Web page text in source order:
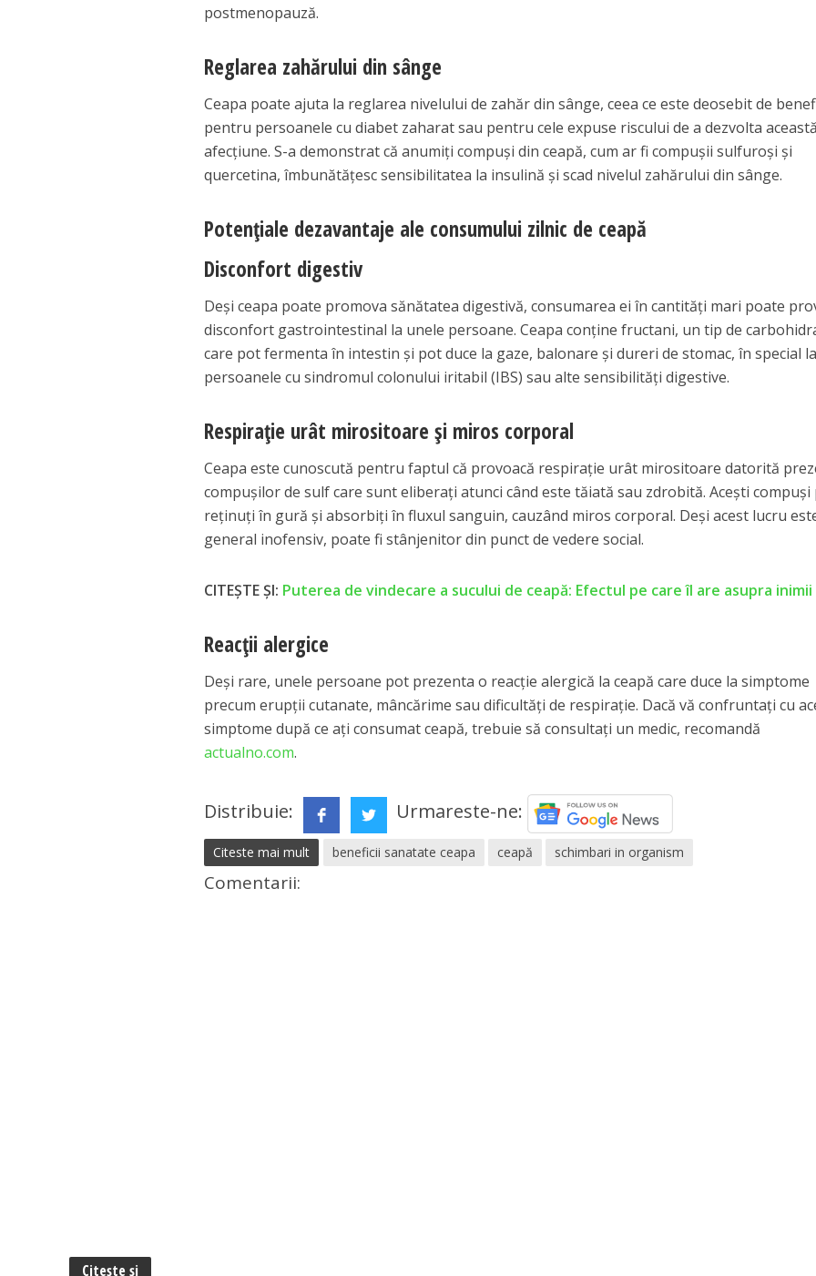
postmenopauză.
Reglarea zahărului din sânge
Ceapa poate ajuta la reglarea nivelului de zahăr din sânge, ceea ce este deosebit de
pentru persoanele cu diabet zaharat sau pentru cele expuse riscului de a dezvolta această
afecțiune. S-a demonstrat că anumiți compuși din ceapă, cum ar fi compușii sulfuroși și
quercetina, îmbunătățesc sensibilitatea la insulină și scad nivelul zahărului din sânge.
Potențiale dezavantaje ale consumului zilnic de ceapă
Disconfort digestiv
Deși ceapa poate promova sănătatea digestivă, consumarea ei în cantități mari poate
disconfort gastrointestinal la unele persoane. Ceapa conține fructani, un tip de
care pot fermenta în intestin și pot duce la gaze, balonare și dureri de stomac, în special la
persoanele cu sindromul colonului iritabil (IBS) sau alte sensibilități digestive.
Respirație urât mirositoare și miros corporal
Ceapa este cunoscută pentru faptul că provoacă respirație urât mirositoare datorită
compușilor de sulf care sunt eliberați atunci când este tăiată sau zdrobită. Acești compuși
reținuți în gură și absorbiți în fluxul sanguin, cauzând miros corporal. Deși acest lucru
general inofensiv, poate fi stânjenitor din punct de vedere social.
CITEȘTE ȘI: Puterea de vindecare a sucului de ceapă: Efectul pe care îl are asupra inimii
Reacții alergice
Deși rare, unele persoane pot prezenta o reacție alergică la ceapă care duce la simptome
precum erupții cutanate, mâncărime sau dificultăți de respirație. Dacă vă confruntați cu
simptome după ce ați consumat ceapă, trebuie să consultați un medic, recomandă
actualno.com.
Distribuie: Urmareste-ne:
Citeste mai mult beneficii sanatate ceapa ceapă schimbari in organism
Comentarii:
Citește și